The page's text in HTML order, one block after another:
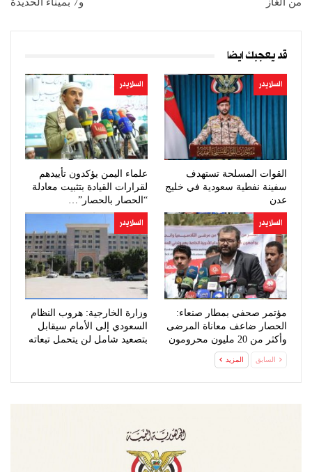
قد يعجبك ايضا
السلايدر
القوات المسلحة تستهدف
سفينة نفطية سعودية في خليج
عدن
السلايدر
علماء اليمن يؤكدون تأييدهم
لقرارات القيادة بتثبيت معادلة
“الحصار بالحصار”…
السلايدر
مؤتمر صحفي بمطار صنعاء:
الحصار ضاعف معاناة المرضى
وأكثر من 20 مليون محرومون
السلايدر
وزارة الخارجية: هروب النظام
السعودي إلى الأمام سيقابل
بتصعيد شامل لن يتحمل تبعاته
السابق المزيد